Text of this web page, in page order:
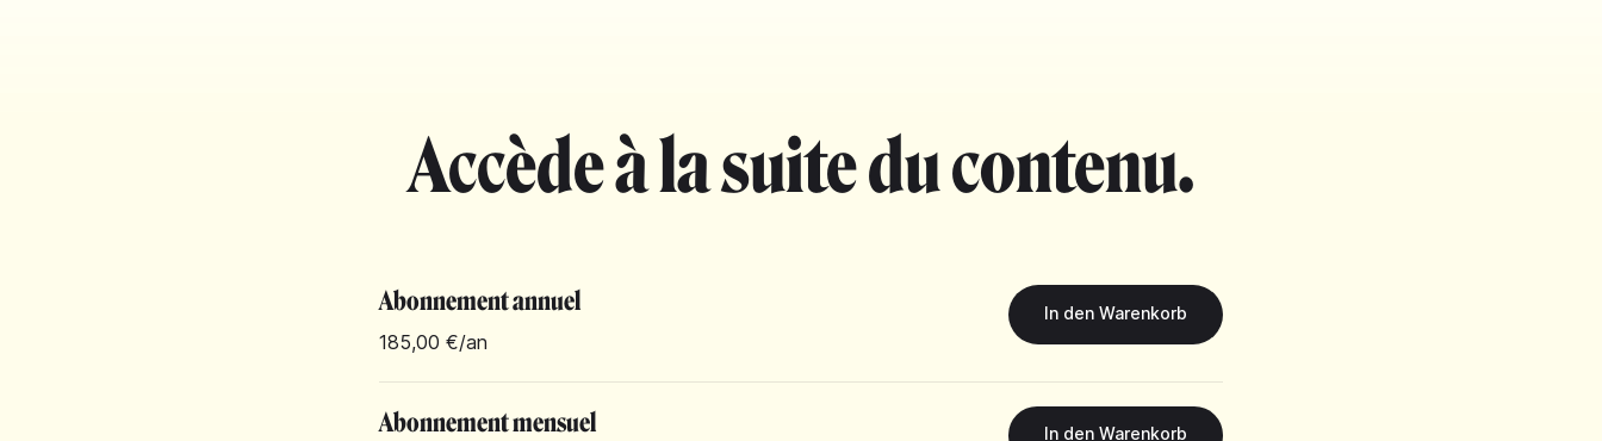
Accède à la suite du contenu.
Abonnement annuel
185,00 €/an
Abonnement mensuel